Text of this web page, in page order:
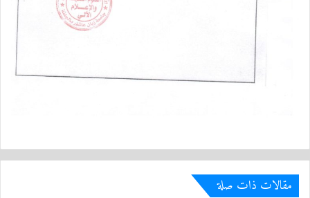
مقالات ذات صلة